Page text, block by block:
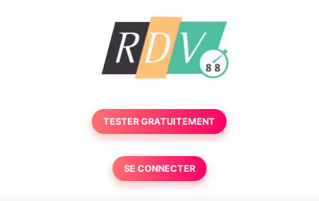
TESTER GRATUITEMENT
SE CONNECTER